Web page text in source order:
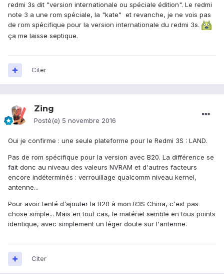
redmi 3s dit "version internationale ou spéciale édition". Le redmi
note 3 a une rom spéciale, la "kate" et revanche, je ne vois pas
de rom spécifique pour la version internationale du redmi 3s.
ça me laisse septique.
Citer
Zing
Posté(e) 5 novembre 2016
Oui je confirme : une seule plateforme pour le Redmi 3S : LAND.
Pas de rom spécifique pour la version avec B20. La différence se
fait donc au niveau des valeurs NVRAM et d'autres facteurs
encore indéterminés : verrouillage qualcomm niveau kernel,
antenne...
Pour avoir tenté d'ajouter la B20 à mon R3S China, c'est pas
chose simple... Mais en tout cas, le matériel semble en tous points
identique, avec simplement un léger doute sur l'antenne.
Citer